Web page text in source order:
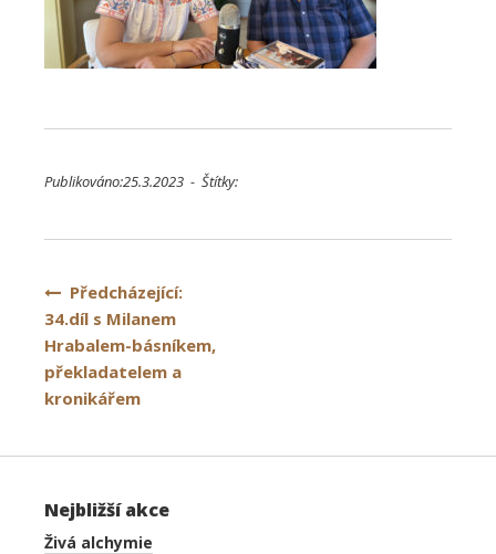
Publikováno:25.3.2023 - Štítky:
Navigace
pro
příspěvek
Předcházející:
34.díl s Milanem
Hrabalem-básníkem,
překladatelem a
kronikářem
Nejbližší akce
Živá alchymie